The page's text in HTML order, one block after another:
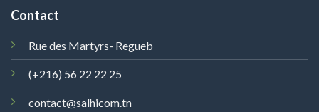
Contact
Rue des Martyrs- Regueb
(+216) 56 22 22 25
contact@salhicom.tn